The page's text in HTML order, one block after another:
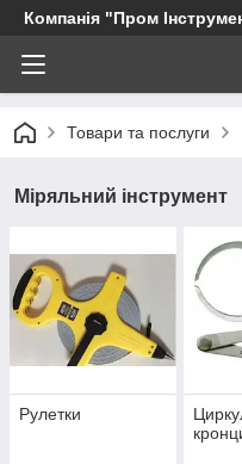
Компанія "Пром
Товари та послуги
Міряльний інструмент
Рулетки